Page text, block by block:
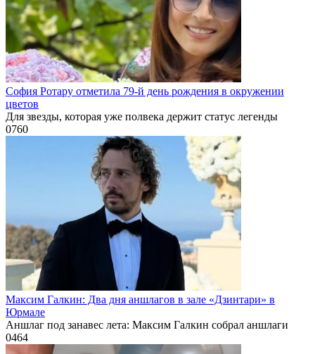
София Ротару отметила 79-й день рождения в окружении
цветов
Для звезды, которая уже полвека держит статус легенды
0760
Максим Галкин: Два дня аншлагов в зале «Дзинтари» в
Юрмале
Аншлаг под занавес лета: Максим Галкин собрал аншлаги
0464